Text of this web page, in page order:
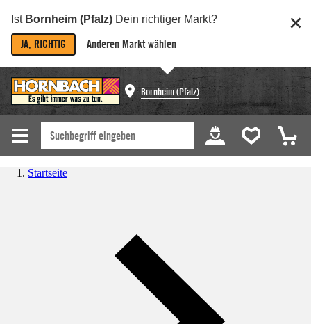
Ist Bornheim (Pfalz) Dein richtiger Markt?
JA, RICHTIG Anderen Markt wählen
Bornheim (Pfalz)
Startseite